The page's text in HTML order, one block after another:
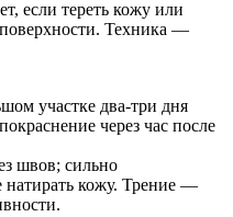
если тереть кожу или
Техника —
участке два‑три дня
через час после
швов; сильно
кожу. Трение —